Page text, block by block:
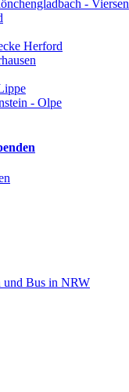
- Viersen
Herford
- Olpe
und Bus in NRW